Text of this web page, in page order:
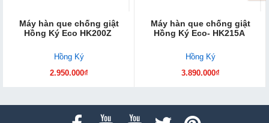
Máy hàn que chống giật
Hồng Ký Eco HK200Z
Hồng Ký
2.950.000₫
Máy hàn que chống giật
Hồng Ký Eco- HK215A
Hồng Ký
3.890.000₫